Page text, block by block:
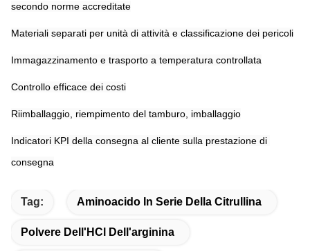
secondo norme accreditate
Materiali separati per unità di attività e classificazione dei pericoli
Immagazzinamento e trasporto a temperatura controllata
Controllo efficace dei costi
Riimballaggio, riempimento del tamburo, imballaggio
Indicatori KPI della consegna al cliente sulla prestazione di
consegna
Tag: Aminoacido In Serie Della Citrullina
Polvere Dell'HCl Dell'arginina